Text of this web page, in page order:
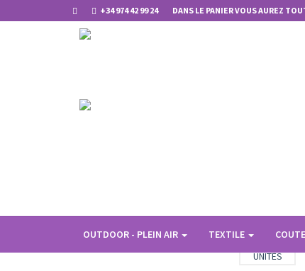
+34 974 42 99 24 DANS LE PANIER VOUS AUREZ
OUTDOOR - PLEIN AIR TEXTILE